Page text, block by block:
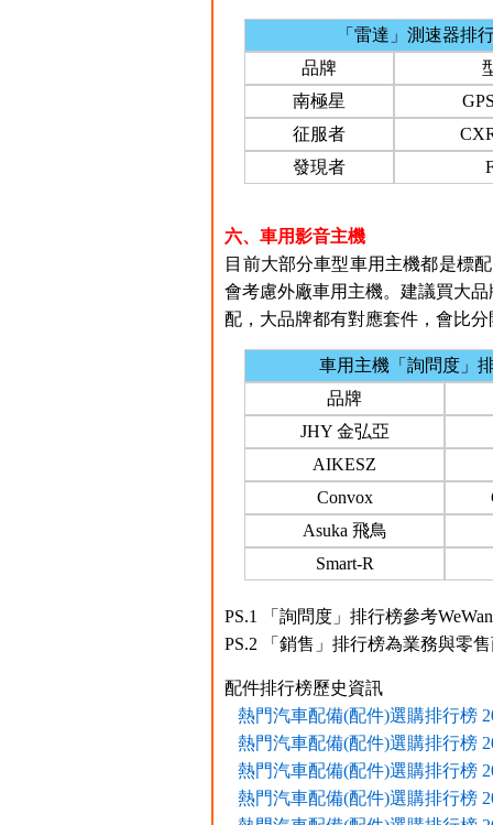
「雷達」測速器排
品牌
南極星
征服者
發現者
六、車用影音主機
目前大部分車型車用主機都是標
會考慮外廠車用主機。建議買大
配，大品牌都有對應套件，會比
車用主機「詢問度」
品牌
JHY 金弘亞
AIKESZ
Convox
Asuka 飛鳥
Smart-R
PS.1 「詢問度」排行榜參考
PS.2 「銷售」排行榜為業務與零
配件排行榜歷史資訊
熱門汽車配備(配件)選購排行榜
熱門汽車配備(配件)選購排行榜
熱門汽車配備(配件)選購排行榜
熱門汽車配備(配件)選購排行榜